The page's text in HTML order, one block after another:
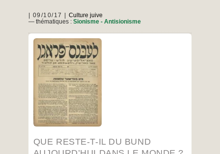
09/10/17
Culture juive
— thématiques : Sionisme - Antisionisme
QUE RESTE-T-IL DU BUND
Le réalisateur israélien Eran Torbiner a
enregistré les dernières scènes de militantisme
de bundistes vivant en Israël. Ces bundistes
n’ont jamais fait une aliya sioniste ; ils sont des
émigrés, chassés de leurs pays d’origine,
appartenant à la classe ouvrière. Ils n’ont pas
eu d’autre choix, mais ils ont tenté d’adapter
leur combat politique d’origine à leur nouveau